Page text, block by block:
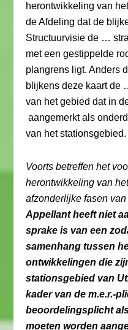
herontwikkeling van
de Afdeling dat de
Structuurvisie de …
met een gestippelde
plangrens ligt. Anders
blijkens deze kaart de
van het gebied dat in
aangemerkt als
van het
Voorts betreffen het
herontwikkeling van
afzonderlijke fasen
Appellant heeft niet
sprake is van een
samenhang tussen
ontwikkelingen die
stationsgebied van
kader van de m.e.r.-
beoordelingsplicht
moeten worden